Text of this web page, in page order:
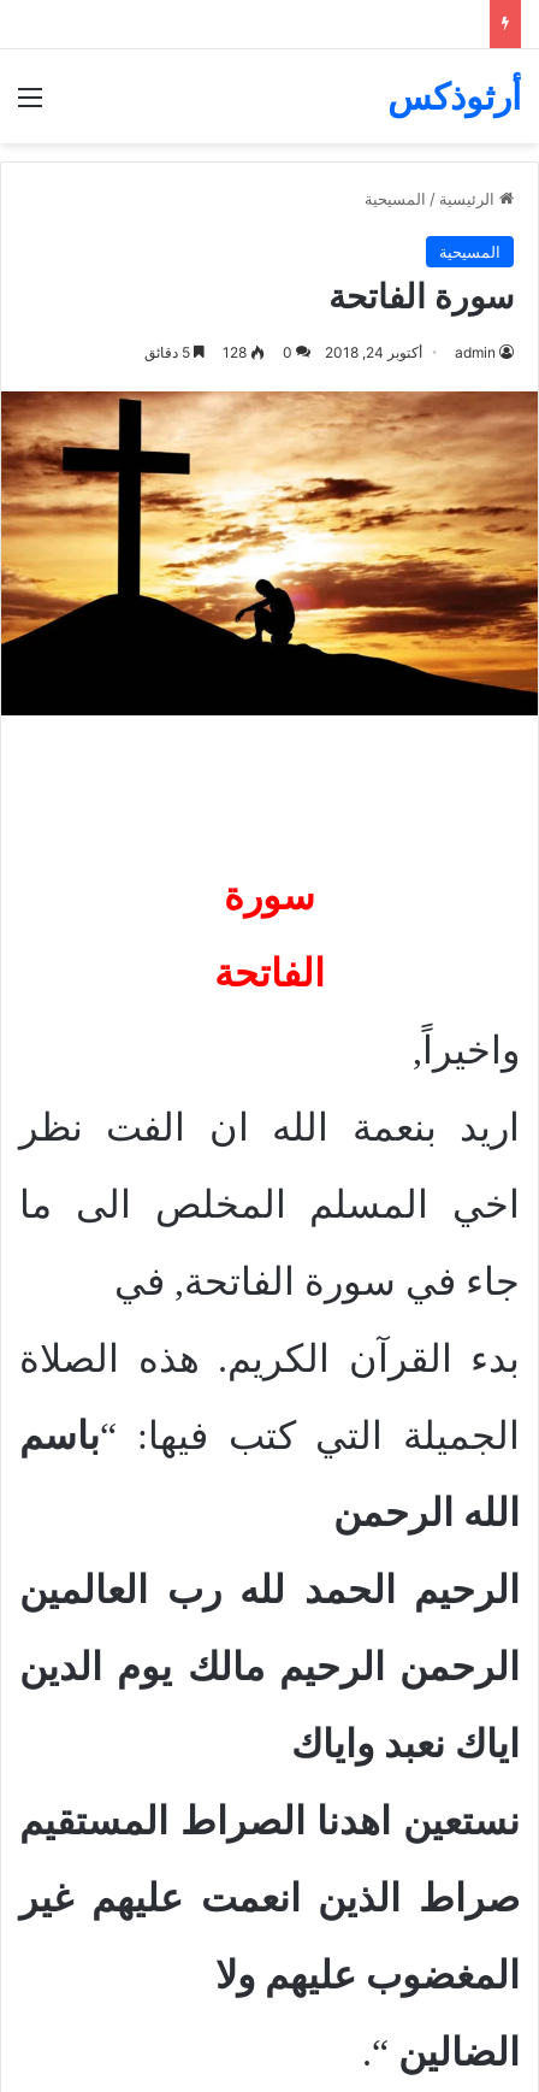
أرثوذكس
الرئيسية / المسيحية
المسيحية
سورة الفاتحة
admin أكتوبر 24, 2018 0
128
سورة
الفاتحة
واخيراً,
اريد بنعمة الله ان الفت نظر
اخي المسلم المخلص الى ما
جاء في سورة الفاتحة, في
بدء القرآن الكريم. هذه الصلاة
الجميلة التي كتب فيها: “باسم
الله الرحمن
الرحيم الحمد لله رب العالمين
الرحمن الرحيم مالك يوم الدين
اياك نعبد واياك
نستعين اهدنا الصراط المستقيم
صراط الذين انعمت عليهم غير
المغضوب عليهم ولا
الضالين “.